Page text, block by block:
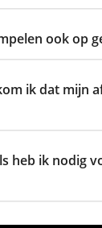
ook op
ik dat mijn
heb ik nodig